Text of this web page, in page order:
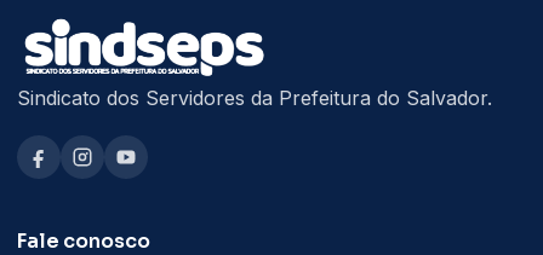
Sindicato dos Servidores da Prefeitura do Salvador.
Fale conosco